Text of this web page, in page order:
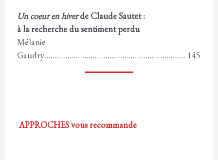
Un coeur en hiverde Claude Sautet :
à la recherche du sentiment perdu
Mélanie
Gaudry…………………………………………………………. 145
APPROCHES vous recommande